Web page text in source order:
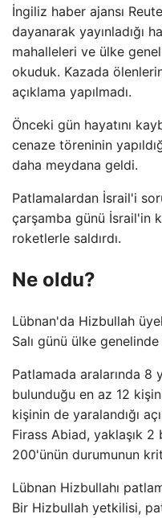
İngiliz haber ajansı
dayanarak yayınladığı
mahalleleri ve ülke
okuduk. Kazada
açıklama yapılmadı.
Önceki gün hayatını
cenaze töreninin
daha meydana geldi.
Patlamalardan İsrail'i
çarşamba günü İsrail'in
roketlerle saldırdı.
Ne oldu?
Lübnan'da Hizbullah
Salı günü ülke
Patlamada aralarında 8
bulunduğu en az 12
kişinin de yaralandığı
Firass Abiad, yaklaşık 2
200'ünün durumunun
Lübnan Hizbullahı
Bir Hizbullah yetkilisi,